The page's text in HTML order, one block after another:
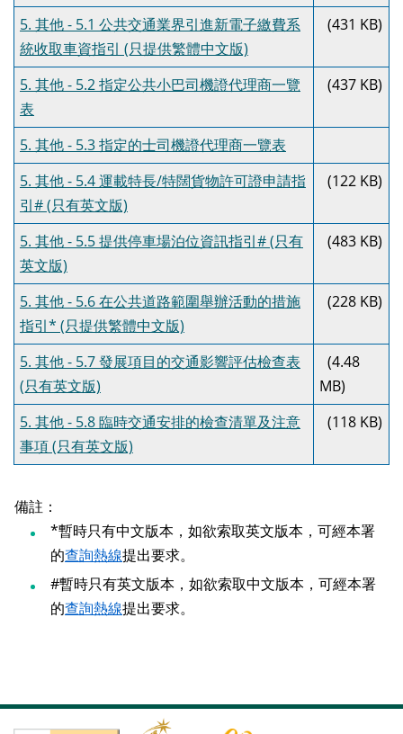
5. 其他 - 5.1 公共交通業界引進新電子繳費系
統收取車資指引 (只提供繁體中文版)
(431 KB)
5. 其他 - 5.2 指定公共小巴司機證代理商一覽
表
(437 KB)
5. 其他 - 5.3 指定的士司機證代理商一覽表
5. 其他 - 5.4 運載特長/特闊貨物許可證申請指
引# (只有英文版)
(122 KB)
5. 其他 - 5.5 提供停車場泊位資訊指引# (只有
英文版)
(483 KB)
5. 其他 - 5.6 在公共道路範圍舉辦活動的措施
指引* (只提供繁體中文版)
(228 KB)
5. 其他 - 5.7 發展項目的交通影響評估檢查表
(只有英文版)
(4.48
MB)
5. 其他 - 5.8 臨時交通安排的檢查清單及注意
事項 (只有英文版)
(118 KB)
備註：
*暫時只有中文版本，如欲索取英文版本，可經本署
的查詢熱線提出要求。
#暫時只有英文版本，如欲索取中文版本，可經本署
的查詢熱線提出要求。